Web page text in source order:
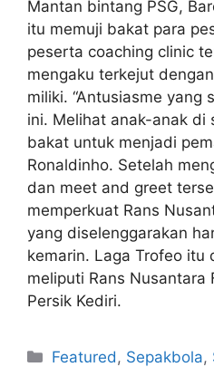
Mantan bintang PSG,
itu memuji bakat para
peserta coaching clinic
mengaku terkejut
miliki. “Antusiasme yang
ini. Melihat anak-anak di
bakat untuk menjadi
Ronaldinho. Setelah
dan meet and greet
memperkuat Rans
yang diselenggarakan
kemarin. Laga Trofeo itu
meliputi Rans Nusantara
Persik Kediri.
Featured , Sepakbola,